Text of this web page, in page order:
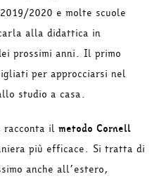
2020 e molte scuole
alla didattica in
prossimi anni. Il primo
per approcciarsi nel
studio a casa.
racconta il metodo Cornell
più efficace. Si tratta di
anche all’estero,